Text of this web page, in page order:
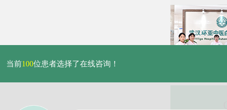
当前100位患者选择了在线咨询！